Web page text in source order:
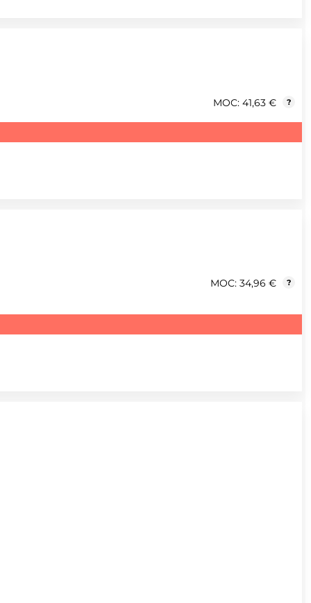
MOC: 41,63 € ?
MOC: 34,96 € ?